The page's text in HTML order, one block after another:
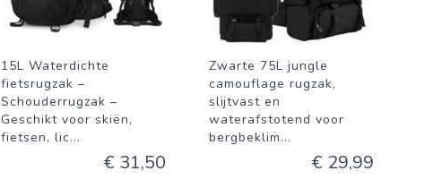
15L Waterdichte
fietsrugzak –
Schouderrugzak –
Geschikt voor skiën,
fietsen, lic...
€ 31,50
Zwarte 75L jungle
camouflage rugzak,
slijtvast en
waterafstotend voor
bergbeklim...
€ 29,99